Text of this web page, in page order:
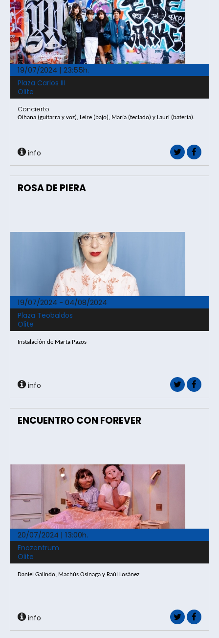
19/07/2024 | 23:55h.
Plaza Carlos III
Olite
Concierto
Oihana (guitarra y voz), Leire (bajo), María (teclado) y Lauri (batería).
info
ROSA DE PIERA
19/07/2024 - 04/08/2024
Plaza Teobaldos
Olite
Instalación de Marta Pazos
info
ENCUENTRO CON FOREVER
20/07/2024 | 13:00h.
Enozentrum
Olite
Daniel Galindo, Machús Osinaga y Raúl Losánez
info